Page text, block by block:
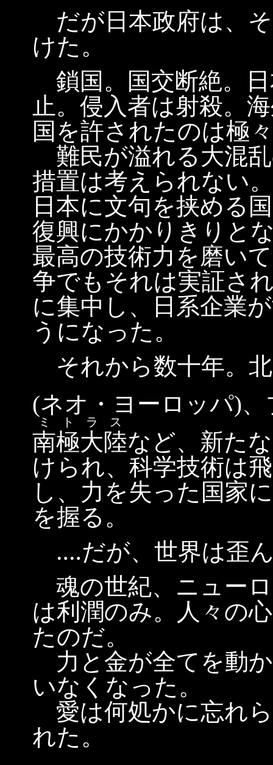
だが日本政府は、
けた。
鎖国。国交断絶。
止。侵入者は射殺。
国を許されたのは極
難民が溢れる大混
措置は考えられない
日本に文句を挟める
復興にかかりきりと
最高の技術力を磨い
争でもそれは実証さ
に集中し、日系企業
うになった。
それから数十年。
(ネオ・ヨーロッパ)
南極大陸
ミトラス
など、新た
けられ、科学技術は
し、力を失った国家
を握る。
‥‥だが、世界は歪
魂の世紀、ニュー
は利潤のみ。人々の
たのだ。
力と金が全てを動
いなくなった。
愛は何処かに忘れ
れた。